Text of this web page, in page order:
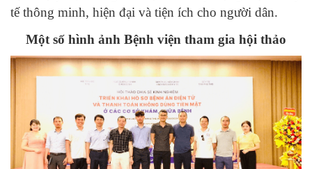
tế thông minh, hiện đại và tiện ích cho người dân.
Một số hình ảnh Bệnh viện tham gia hội thảo